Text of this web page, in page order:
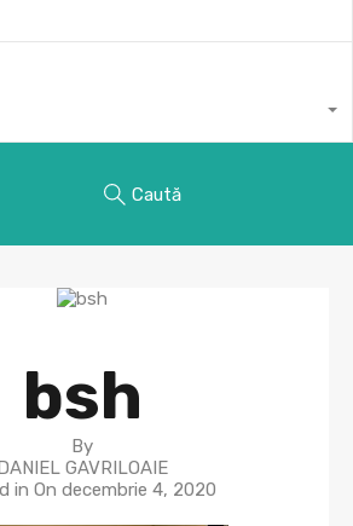
Caută
bsh
By
GAVRILOAIE
in On decembrie 4, 2020